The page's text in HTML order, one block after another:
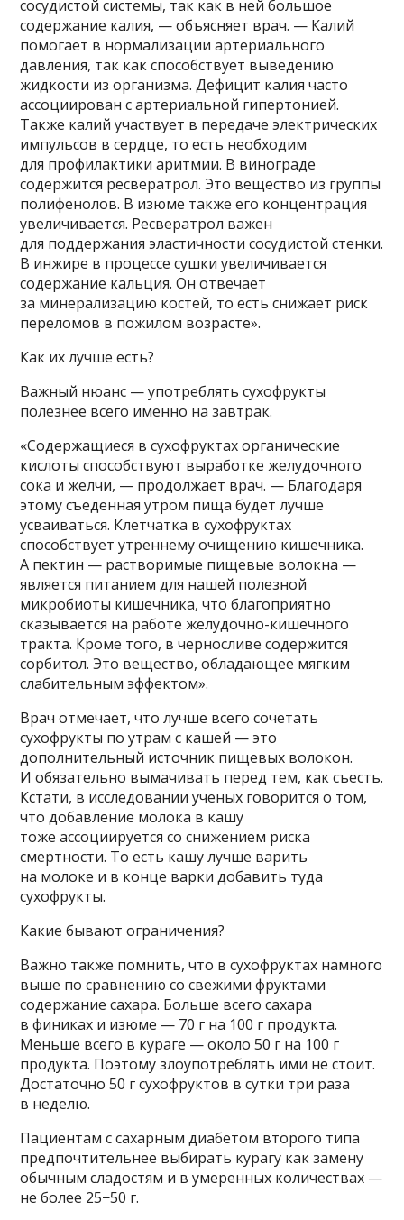
сосудистой системы, так как в ней большое
содержание калия, — объясняет врач. — Калий
помогает в нормализации артериального
давления, так как способствует выведению
жидкости из организма. Дефицит калия часто
ассоциирован с артериальной гипертонией.
Также калий участвует в передаче электрических
импульсов в сердце, то есть необходим
для профилактики аритмии. В винограде
содержится ресвератрол. Это вещество из группы
полифенолов. В изюме также его концентрация
увеличивается. Ресвератрол важен
для поддержания эластичности сосудистой стенки.
В инжире в процессе сушки увеличивается
содержание кальция. Он отвечает
за минерализацию костей, то есть снижает риск
переломов в пожилом возрасте».
Как их лучше есть?
Важный нюанс — употреблять сухофрукты
полезнее всего именно на завтрак.
«Содержащиеся в сухофруктах органические
кислоты способствуют выработке желудочного
сока и желчи, — продолжает врач. — Благодаря
этому съеденная утром пища будет лучше
усваиваться. Клетчатка в сухофруктах
способствует утреннему очищению кишечника.
А пектин — растворимые пищевые волокна —
является питанием для нашей полезной
микробиоты кишечника, что благоприятно
сказывается на работе желудочно-кишечного
тракта. Кроме того, в черносливе содержится
сорбитол. Это вещество, обладающее мягким
слабительным эффектом».
Врач отмечает, что лучше всего сочетать
сухофрукты по утрам с кашей — это
дополнительный источник пищевых волокон.
И обязательно вымачивать перед тем, как съесть.
Кстати, в исследовании ученых говорится о том,
что добавление молока в кашу
тоже ассоциируется со снижением риска
смертности. То есть кашу лучше варить
на молоке и в конце варки добавить туда
сухофрукты.
Какие бывают ограничения?
Важно также помнить, что в сухофруктах намного
выше по сравнению со свежими фруктами
содержание сахара. Больше всего сахара
в финиках и изюме — 70 г на 100 г продукта.
Меньше всего в кураге — около 50 г на 100 г
продукта. Поэтому злоупотреблять ими не стоит.
Достаточно 50 г сухофруктов в сутки три раза
в неделю.
Пациентам с сахарным диабетом второго типа
предпочтительнее выбирать курагу как замену
обычным сладостям и в умеренных количествах —
не более 25−50 г.